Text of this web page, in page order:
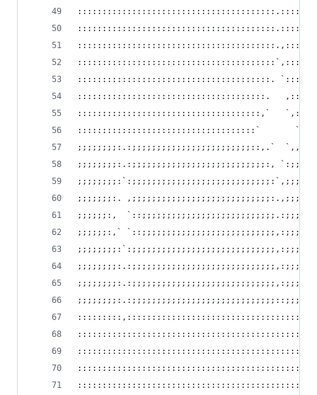
:::::::::::::::::::::::::::::::::::::::.
::::::::::::::::::::::::::::::::::::::.
:::::::::::::::::::::::::::::::::::::,`
::::::::::::::::::::::::::::::::::::`
;;;;;;;;:.:;;;;;;;;;;;;;;;;;;;;;;;;::,.`
;;;;;;;;:.:;;;;;;;;;;;;;;;;;;;;;;;;;;;:,
;;;;;;;:.
;;;;;;:,
;;;;;;:,`